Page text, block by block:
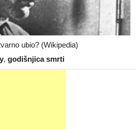
ubio? (Wikipedia)
, godišnjica smrti